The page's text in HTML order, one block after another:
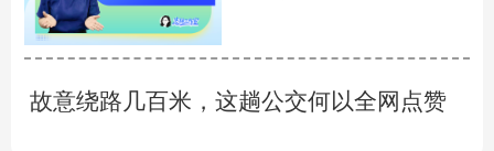
故意绕路几百米，这趟公交何以全网点赞